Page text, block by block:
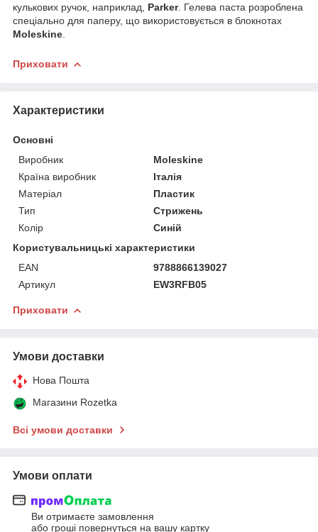
кулькових ручок, наприклад, Parker. Гелева паста розроблена
спеціально для паперу, що використовується в блокнотах
Moleskine
Приховати
Характеристики
Основні
Виробник
Moleskine
Країна виробник
Італія
Матеріал
Пластик
Тип
Стрижень
Колір
Синій
Користувальницькі характеристики
EAN
9788866139027
Артикул
EW3RFB05
Приховати
Умови доставки
Нова Пошта
Магазини Rozetka
Всі умови доставки
Умови оплати
Ви отримаєте замовлення
або гроші повернуться на вашу картку